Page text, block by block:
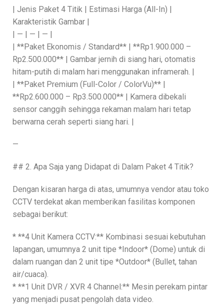
| Jenis Paket 4 Titik | Estimasi Harga (All-In) |
Karakteristik Gambar |
| — | — | — |
| **Paket Ekonomis / Standard** | **Rp1.900.000 –
Rp2.500.000** | Gambar jernih di siang hari, otomatis
hitam-putih di malam hari menggunakan inframerah. |
| **Paket Premium (Full-Color / ColorVu)** |
**Rp2.600.000 – Rp3.500.000** | Kamera dibekali
sensor canggih sehingga rekaman malam hari tetap
berwarna cerah seperti siang hari. |
—
## 2. Apa Saja yang Didapat di Dalam Paket 4 Titik?
Dengan kisaran harga di atas, umumnya vendor atau toko
CCTV terdekat akan memberikan fasilitas komponen
sebagai berikut:
* **4 Unit Kamera CCTV:** Kombinasi sesuai kebutuhan
lapangan, umumnya 2 unit tipe *Indoor* (Dome) untuk di
dalam ruangan dan 2 unit tipe *Outdoor* (Bullet, tahan
air/cuaca).
* **1 Unit DVR / XVR 4 Channel:** Mesin perekam pintar
yang menjadi pusat pengolah data video.